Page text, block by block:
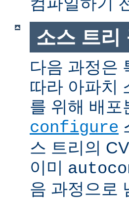
소스 트리
다음 과정은
따라 아파치
를 위해 배포
configure
스 트리의
이미
음 과정으로